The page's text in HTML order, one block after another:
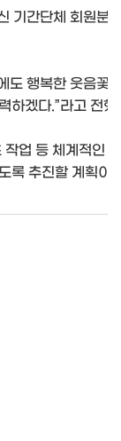
기간단체 회원
도 행복한 웃음
하겠다.”라고 전했
업 등 체계적인
록 추진할 계획이